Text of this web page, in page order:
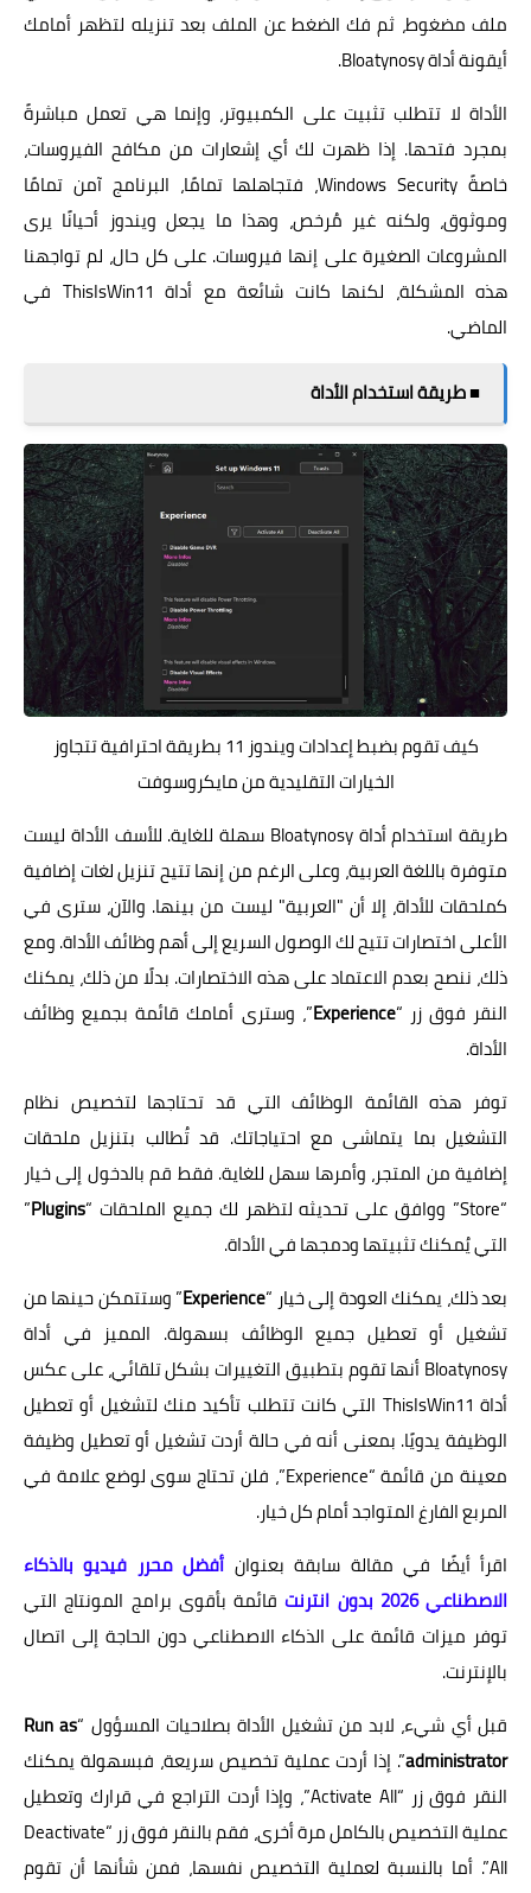
ملف مضغوط، ثم فك الضغط عن الملف بعد تنزيله لتظهر أمامك
أيقونة أداة Bloatynosy.
الأداة لا تتطلب تثبيت على الكمبيوتر، وإنما هي تعمل مباشرةً
بمجرد فتحها. إذا ظهرت لك أي إشعارات من مكافح الفيروسات،
خاصةً Windows Security، فتجاهلها تمامًا، البرنامج آمن تمامًا
وموثوق، ولكنه غير مُرخص، وهذا ما يجعل ويندوز أحيانًا يرى
المشروعات الصغيرة على إنها فيروسات. على كل حال، لم تواجهنا
هذه المشكلة، لكنها كانت شائعة مع أداة ThisIsWin11 في
الماضي.
■ طريقة استخدام الأداة
كيف تقوم بضبط إعدادات ويندوز 11 بطريقة احترافية تتجاوز
الخيارات التقليدية من مايكروسوفت
طريقة استخدام أداة Bloatynosy سهلة للغاية. للأسف الأداة ليست
متوفرة باللغة العربية، وعلى الرغم من إنها تتيح تنزيل لغات إضافية
كملحقات للأداة، إلا أن "العربية" ليست من بينها. والآن، سترى في
الأعلى اختصارات تتيح لك الوصول السريع إلى أهم وظائف الأداة. ومع
ذلك، ننصح بعدم الاعتماد على هذه الاختصارات. بدلًا من ذلك، يمكنك
النقر فوق زر “Experience”، وسترى أمامك قائمة بجميع وظائف
الأداة.
توفر هذه القائمة الوظائف التي قد تحتاجها لتخصيص نظام
التشغيل بما يتماشى مع احتياجاتك. قد تُطالب بتنزيل ملحقات
إضافية من المتجر، وأمرها سهل للغاية. فقط قم بالدخول إلى خيار
“Store” ووافق على تحديثه لتظهر لك جميع الملحقات “
Plugins
”
التي يُمكنك تثبيتها ودمجها في الأداة.
بعد ذلك، يمكنك العودة إلى خيار “Experience” وستتمكن حينها من
تشغيل أو تعطيل جميع الوظائف بسهولة. المميز في أداة
Bloatynosy أنها تقوم بتطبيق التغييرات بشكل تلقائي، على عكس
أداة ThisIsWin11 التي كانت تتطلب تأكيد منك لتشغيل أو تعطيل
الوظيفة يدويًا. بمعنى أنه في حالة أردت تشغيل أو تعطيل وظيفة
معينة من قائمة “Experience”، فلن تحتاج سوى لوضع علامة في
المربع الفارغ المتواجد أمام كل خيار.
اقرأ أيضًا في مقالة سابقة بعنوان أفضل محرر فيديو بالذكاء
الاصطناعي 2026 بدون انترنت
قائمة بأقوى برامج المونتاج التي
توفر ميزات قائمة على الذكاء الاصطناعي دون الحاجة إلى اتصال
بالإنترنت.
قبل أي شيء، لابد من تشغيل الأداة بصلاحيات المسؤول “Run as
administrator”. إذا أردت عملية تخصيص سريعة، فبسهولة يمكنك
النقر فوق زر “Activate All”، وإذا أردت التراجع في قرارك وتعطيل
عملية التخصيص بالكامل مرة أخرى، فقم بالنقر فوق زر “Deactivate
All”. أما بالنسبة لعملية التخصيص نفسها، فمن شأنها أن تقوم